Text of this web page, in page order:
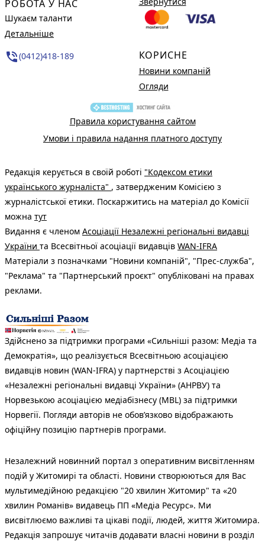
РОБОТА У НАС
Шукаєм таланти
Детальніше
phone_in_talk(0412)418-189 КОРИСНЕ
Новини компаній
Огляди
Правила користування сайтом
Умови і правила надання платного доступу
Редакція керується в своїй роботі "Кодексом етики
українського журналіста" , затвердженим Комісією з
журналістської етики. Поскаржитись на матеріал до Комісії
можна тут
Видання є членом Асоціації Незалежні регіональні видавці
України та Всесвітньої асоціації видавців WAN-IFRA
Матеріали з позначками "Новини компаній", "Прес-служба",
"Реклама" та "Партнерський проєкт" опубліковані на правах
реклами.
Здійснено за підтримки програми «Сильніші разом: Медіа та
Демократія», що реалізується Всесвітньою асоціацією
видавців новин (WAN-IFRA) у партнерстві з Асоціацією
«Незалежні регіональні видавці України» (АНРВУ) та
Норвезькою асоціацією медіабізнесу (MBL) за підтримки
Норвегії. Погляди авторів не обов’язково відображають
офіційну позицію партнерів програми.
Незалежний новинний портал з оперативним висвітленням
подій у Житомирі та області. Новини створюються для Вас
мультимедійною редакцією "20 хвилин Житомир" та «20
хвилин Романів» видавець ПП «Медіа Ресурс». Ми
висвітлюємо важливі та цікаві події, людей, життя Житомира.
Редакція запрошує читачів додавати власні новини в розділ